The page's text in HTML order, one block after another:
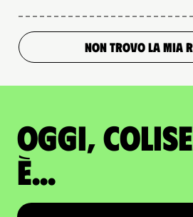
NON TROVO LA MIA
Oggi,
è...